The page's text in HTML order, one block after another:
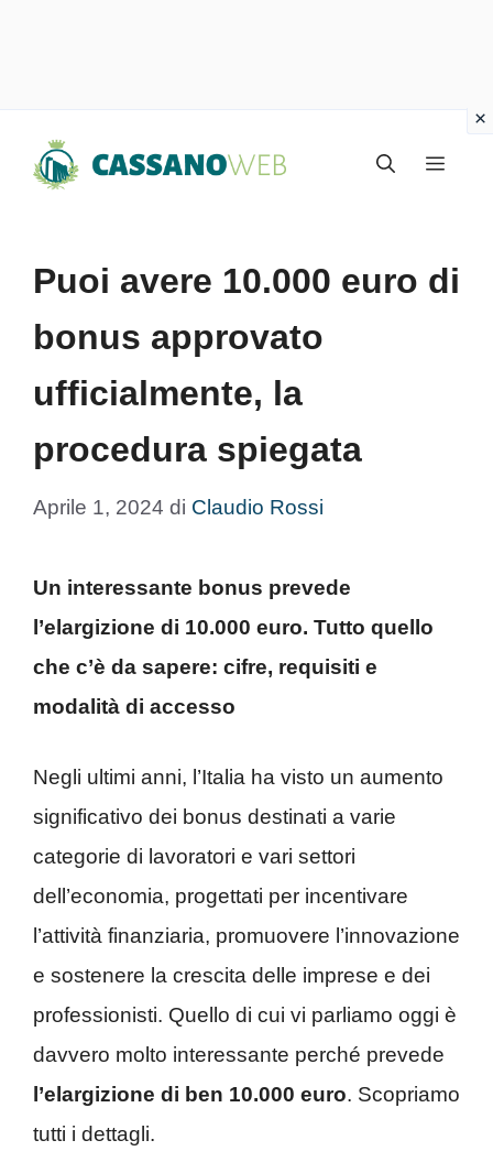
Menu
Puoi avere 10.000 euro di
bonus approvato
ufficialmente, la
procedura spiegata
Aprile 1, 2024 di Claudio Rossi
Un interessante bonus prevede
l’elargizione di 10.000 euro. Tutto quello
che c’è da sapere: cifre, requisiti e
modalità di accesso
Negli ultimi anni, l’Italia ha visto un aumento
significativo dei bonus destinati a varie
categorie di lavoratori e vari settori
dell’economia, progettati per incentivare
l’attività finanziaria, promuovere l’innovazione
e sostenere la crescita delle imprese e dei
professionisti. Quello di cui vi parliamo oggi è
davvero molto interessante perché prevede
l’elargizione di ben 10.000 euro. Scopriamo
tutti i dettagli.